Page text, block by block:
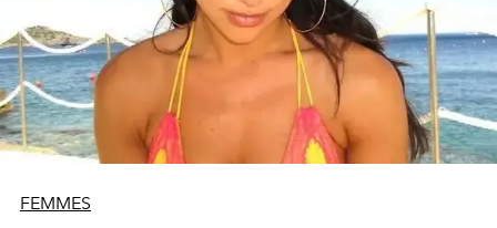
FEMMES